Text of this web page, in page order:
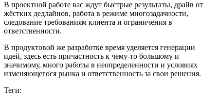
В проектной работе вас ждут быстрые результаты, драйв от
жёстких дедлайнов, работа в режиме многозадачности,
следование требованиям клиента и ограничения в
ответственности.
В продуктовой же разработке время уделяется генерации
идей, здесь есть причастность к чему-то большому и
значимому, много работы в неопределенности и условиях
изменяющегося рынка и ответственность за свои решения.
Теги: